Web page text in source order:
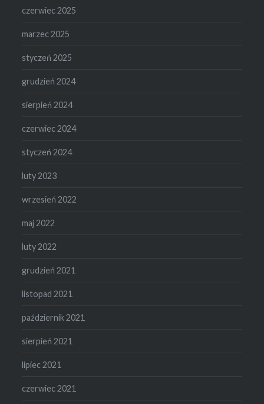
czerwiec 2025
marzec 2025
styczeń 2025
grudzień 2024
sierpień 2024
czerwiec 2024
styczeń 2024
luty 2023
wrzesień 2022
maj 2022
luty 2022
grudzień 2021
listopad 2021
październik 2021
sierpień 2021
lipiec 2021
czerwiec 2021